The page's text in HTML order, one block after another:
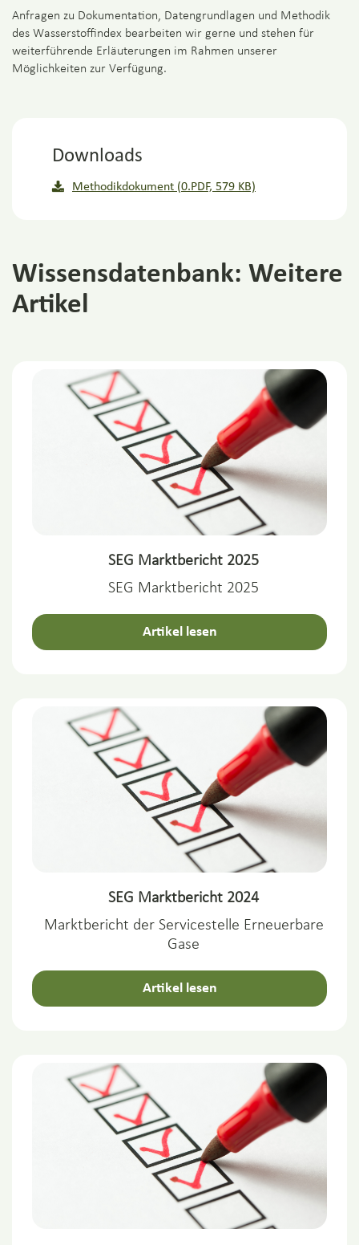
Anfragen zu Dokumentation, Datengrundlagen und Methodik
des Wasserstoffindex bearbeiten wir gerne und stehen für
weiterführende Erläuterungen im Rahmen unserer
Möglichkeiten zur Verfügung.
Downloads
Methodikdokument (0.PDF, 579 KB)
Wissensdatenbank: Weitere
Artikel
SEG Marktbericht 2025
SEG Marktbericht 2025
Artikel lesen
SEG Marktbericht 2024
Marktbericht der Servicestelle Erneuerbare
Gase
Artikel lesen